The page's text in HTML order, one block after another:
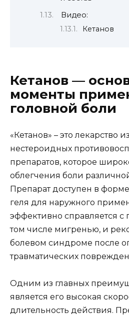
Видео:
Кетанов
Кетанов —
моменты
головной боли
«Кетанов» – это лекарство
нестероидных
препаратов, которое
облегчения боли
Препарат доступен в
геля для наружного
эффективно справляется с
том числе мигренью, и
болевом синдроме после
травматических
Одним из главных
является его высокая
длительность действия.